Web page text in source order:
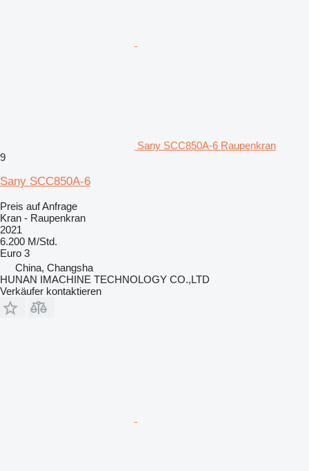
Sany SCC850A-6 Raupenkran
9
Sany SCC850A-6
Preis auf Anfrage
Kran - Raupenkran
2021
6.200 M/Std.
Euro 3
China, Changsha
HUNAN IMACHINE TECHNOLOGY CO.,LTD
Verkäufer kontaktieren